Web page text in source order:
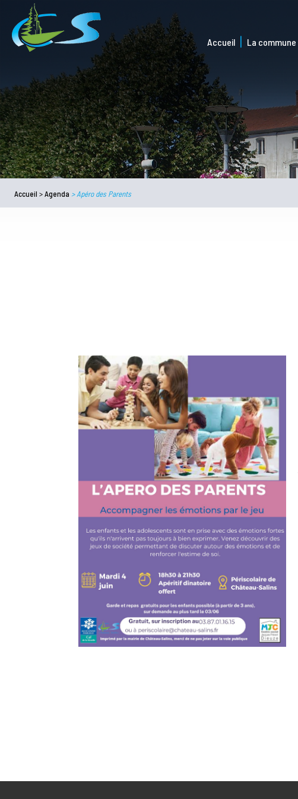
Accueil La commune
Accueil >Agenda >Apéro des Parents